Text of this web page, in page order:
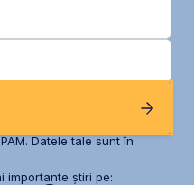
Datele tale sunt în
importante știri pe: